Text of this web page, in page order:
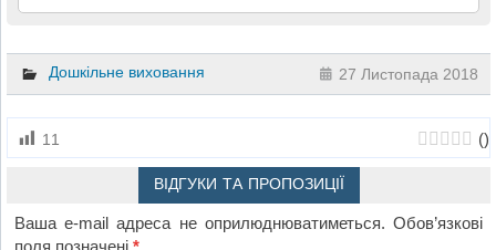
Дошкільне виховання 27 Листопада 2018
11 ()
ВІДГУКИ ТА ПРОПОЗИЦІЇ
Ваша e-mail адреса не оприлюднюватиметься. Обов’язкові